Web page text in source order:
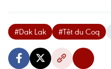
#Dak Lak #Têt du Coq